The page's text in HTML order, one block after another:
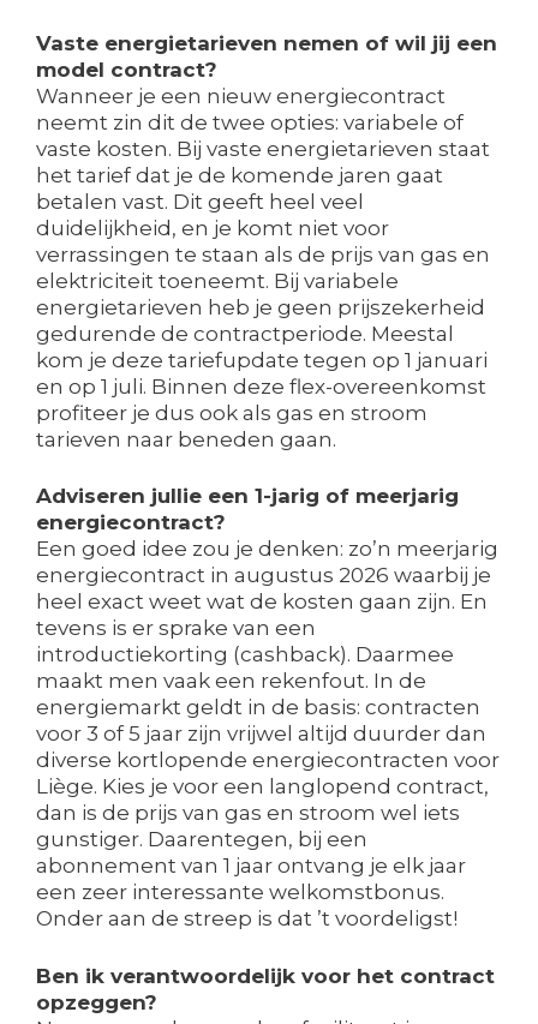
Vaste energietarieven nemen of wil jij een
model contract?
Wanneer je een nieuw energiecontract
neemt zin dit de twee opties: variabele of
vaste kosten. Bij vaste energietarieven staat
het tarief dat je de komende jaren gaat
betalen vast. Dit geeft heel veel
duidelijkheid, en je komt niet voor
verrassingen te staan als de prijs van gas en
elektriciteit toeneemt. Bij variabele
energietarieven heb je geen prijszekerheid
gedurende de contractperiode. Meestal
kom je deze tariefupdate tegen op 1 januari
en op 1 juli. Binnen deze flex-overeenkomst
profiteer je dus ook als gas en stroom
tarieven naar beneden gaan.
Adviseren jullie een 1-jarig of meerjarig
energiecontract?
Een goed idee zou je denken: zo’n meerjarig
energiecontract in augustus 2026 waarbij je
heel exact weet wat de kosten gaan zijn. En
tevens is er sprake van een
introductiekorting (cashback). Daarmee
maakt men vaak een rekenfout. In de
energiemarkt geldt in de basis: contracten
voor 3 of 5 jaar zijn vrijwel altijd duurder dan
diverse kortlopende energiecontracten voor
Liège. Kies je voor een langlopend contract,
dan is de prijs van gas en stroom wel iets
gunstiger. Daarentegen, bij een
abonnement van 1 jaar ontvang je elk jaar
een zeer interessante welkomstbonus.
Onder aan de streep is dat ’t voordeligst!
Ben ik verantwoordelijk voor het contract
opzeggen?